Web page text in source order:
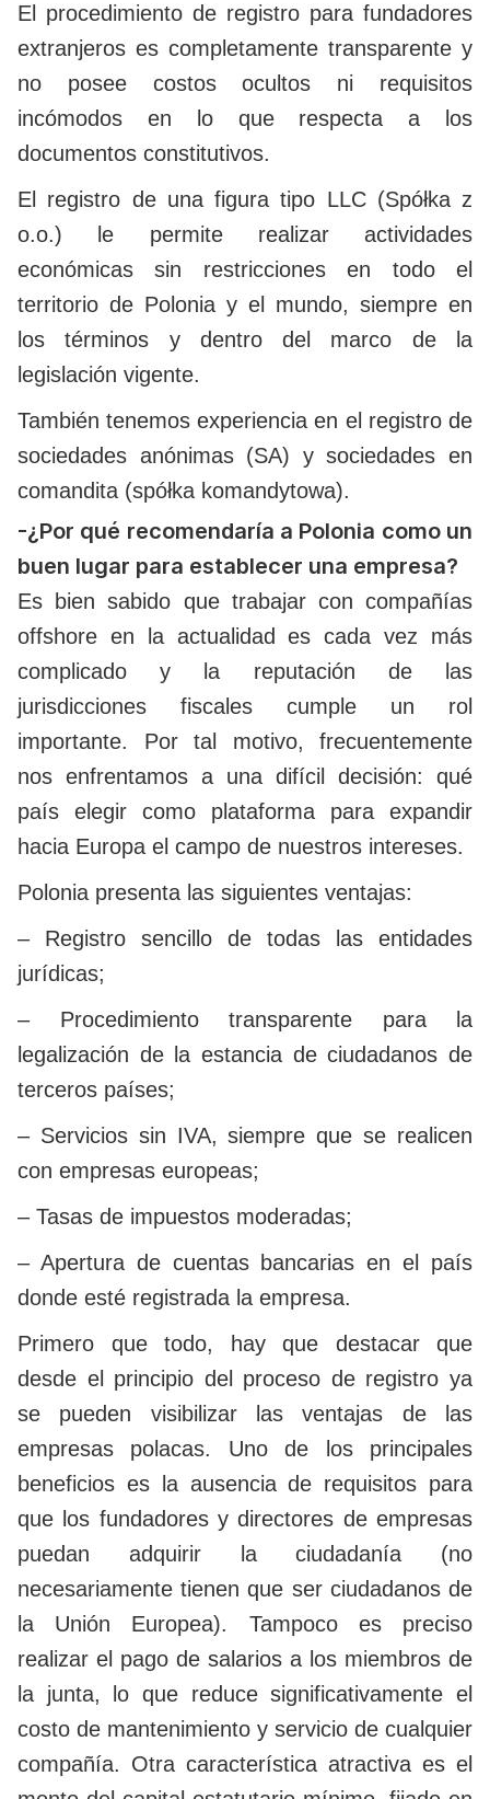
El procedimiento de registro para fundadores
extranjeros es completamente transparente y
no posee costos ocultos ni requisitos
incómodos en lo que respecta a los
documentos constitutivos.
El registro de una figura tipo LLC (Spółka z
o.o.) le permite realizar actividades
económicas sin restricciones en todo el
territorio de Polonia y el mundo, siempre en
los términos y dentro del marco de la
legislación vigente.
También tenemos experiencia en el registro de
sociedades anónimas (SA) y sociedades en
comandita (spółka komandytowa).
-¿Por qué recomendaría a Polonia como un
buen lugar para establecer una empresa?
Es bien sabido que trabajar con compañías
offshore en la actualidad es cada vez más
complicado y la reputación de las
jurisdicciones fiscales cumple un rol
importante. Por tal motivo, frecuentemente
nos enfrentamos a una difícil decisión: qué
país elegir como plataforma para expandir
hacia Europa el campo de nuestros intereses.
Polonia presenta las siguientes ventajas:
– Registro sencillo de todas las entidades
jurídicas;
– Procedimiento transparente para la
legalización de la estancia de ciudadanos de
terceros países;
– Servicios sin IVA, siempre que se realicen
con empresas europeas;
– Tasas de impuestos moderadas;
– Apertura de cuentas bancarias en el país
donde esté registrada la empresa.
Primero que todo, hay que destacar que
desde el principio del proceso de registro ya
se pueden visibilizar las ventajas de las
empresas polacas. Uno de los principales
beneficios es la ausencia de requisitos para
que los fundadores y directores de empresas
puedan adquirir la ciudadanía (no
necesariamente tienen que ser ciudadanos de
la Unión Europea). Tampoco es preciso
realizar el pago de salarios a los miembros de
la junta, lo que reduce significativamente el
costo de mantenimiento y servicio de cualquier
compañía. Otra característica atractiva es el